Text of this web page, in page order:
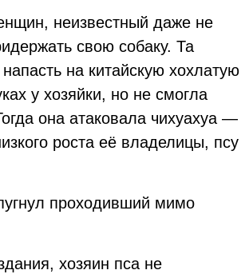
неизвестный даже не
свою собаку. Та
на китайскую хохлатую
у хозяйки, но не смогла
она атаковала чихуахуа —
роста её владелицы, псу
проходивший мимо
хозяин пса не